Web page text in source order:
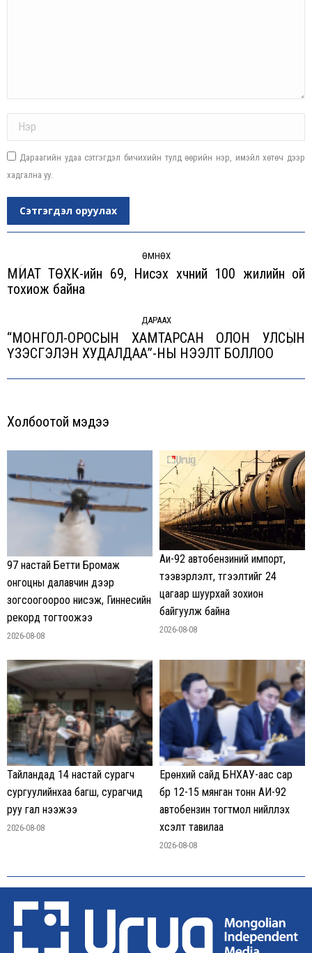
Дараагийн удаа сэтгэгдэл бичихийн тулд өөрийн нэр, имэйл хөтөч дээр
хадгална уу.
Сэтгэгдэл оруулах
navigation
ӨМНӨХ
Previous
МИАТ ТӨХК-ийн 69, Нисэх хүчний 100 жилийн ой
тохиож байна
ДАРААХ
Next
“МОНГОЛ-ОРОСЫН ХАМТАРСАН ОЛОН УЛСЫН
ҮЗЭСГЭЛЭН ХУДАЛДАА”-НЫ НЭЭЛТ БОЛЛОО
Холбоотой мэдээ
97 настай Бетти Бромаж
онгоцны далавчин дээр
зогсоогоороо нисэж, Гиннесийн
рекорд тогтоожээ
2026-08-08
Аи-92 автобензиний импорт,
тээвэрлэлт, түгээлтийг 24
цагаар шуурхай зохион
байгуулж байна
2026-08-08
Тайландад 14 настай сурагч
сургуулийнхаа багш, сурагчид
руу гал нээжээ
2026-08-08
Ерөнхий сайд БНХАУ-аас сар
бүр 12-15 мянган тонн АИ-92
автобензин тогтмол нийлүүлэх
хүсэлт тавилаа
2026-08-08